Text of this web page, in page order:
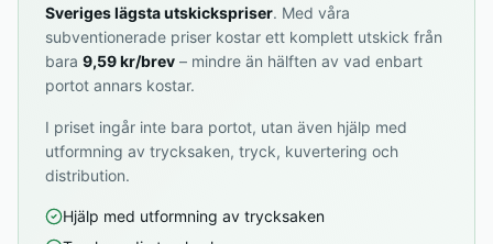
Sveriges lägsta utskickspriser. Med våra
subventionerade priser kostar ett komplett utskick från
bara 9,59 kr/brev – mindre än hälften av vad enbart
portot annars kostar.
I priset ingår inte bara portot, utan även hjälp med
utformning av trycksaken, tryck, kuvertering och
distribution.
Hjälp med utformning av trycksaken